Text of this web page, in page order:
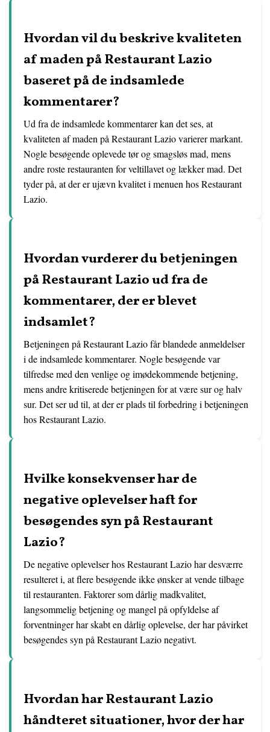
Hvordan vil du beskrive kvaliteten
af maden på Restaurant Lazio
baseret på de indsamlede
kommentarer?
Ud fra de indsamlede kommentarer kan det ses, at
kvaliteten af maden på Restaurant Lazio varierer markant.
Nogle besøgende oplevede tør og smagsløs mad, mens
andre roste restauranten for veltillavet og lækker mad. Det
tyder på, at der er ujævn kvalitet i menuen hos Restaurant
Lazio.
Hvordan vurderer du betjeningen
på Restaurant Lazio ud fra de
kommentarer, der er blevet
indsamlet?
Betjeningen på Restaurant Lazio får blandede anmeldelser
i de indsamlede kommentarer. Nogle besøgende var
tilfredse med den venlige og imødekommende betjening,
mens andre kritiserede betjeningen for at være sur og halv
sur. Det ser ud til, at der er plads til forbedring i betjeningen
hos Restaurant Lazio.
Hvilke konsekvenser har de
negative oplevelser haft for
besøgendes syn på Restaurant
Lazio?
De negative oplevelser hos Restaurant Lazio har desværre
resulteret i, at flere besøgende ikke ønsker at vende tilbage
til restauranten. Faktorer som dårlig madkvalitet,
langsommelig betjening og mangel på opfyldelse af
forventninger har skabt en dårlig oplevelse, der har påvirket
besøgendes syn på Restaurant Lazio negativt.
Hvordan har Restaurant Lazio
håndteret situationer, hvor der har